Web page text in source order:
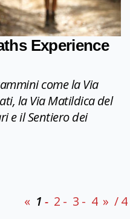
Experience
come la Via
la Via Matildica del
e il Sentiero dei
« 1 2 3 4 » / 4